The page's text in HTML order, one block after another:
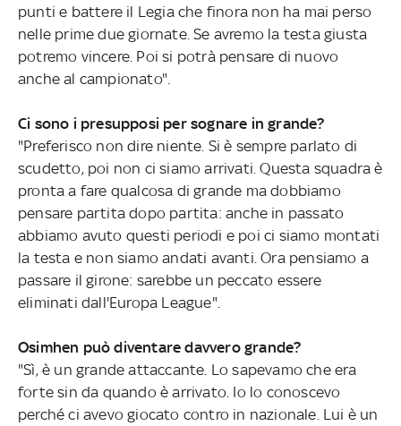
punti e battere il Legia che finora non ha mai perso
nelle prime due giornate. Se avremo la testa giusta
potremo vincere. Poi si potrà pensare di nuovo
anche al campionato".
Ci sono i presupposi per sognare in grande?
"Preferisco non dire niente. Si è sempre parlato di
scudetto, poi non ci siamo arrivati. Questa squadra è
pronta a fare qualcosa di grande ma dobbiamo
pensare partita dopo partita: anche in passato
abbiamo avuto questi periodi e poi ci siamo montati
la testa e non siamo andati avanti. Ora pensiamo a
passare il girone: sarebbe un peccato essere
eliminati dall'Europa League".
Osimhen può diventare davvero grande?
"Sì, è un grande attaccante. Lo sapevamo che era
forte sin da quando è arrivato. Io lo conoscevo
perché ci avevo giocato contro in nazionale. Lui è un